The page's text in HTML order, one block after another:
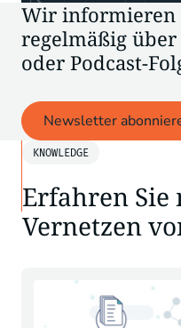
Wir informieren
regelmäßig
oder Podcast-
Newsletter
KNOWLEDGE
Erfahren Sie
Vernetzen